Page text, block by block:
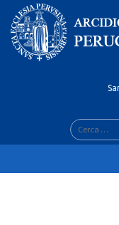
Skip
content
Ricerca
per: